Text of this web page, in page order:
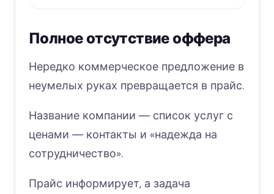
Полное отсутствие оффера
Нередко коммерческое предложение в
неумелых руках превращается в прайс.
Название компании ― список услуг с
ценами ― контакты и «надежда на
сотрудничество».
Прайс информирует, а задача